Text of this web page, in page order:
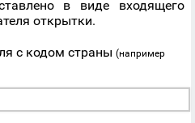
в виде входящего
открытки.
с кодом страны (например